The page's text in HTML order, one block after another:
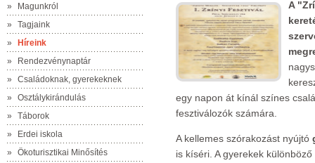
»
Magunkról
»
Tagjaink
»
Híreink
»
Rendezvénynaptár
»
Családoknak, gyerekeknek
»
Osztálykirándulás
»
Táborok
»
Erdei iskola
»
Ökoturisztikai Minősítés
A
egy napon át kínál színes
fesztiválozók számára.
A kellemes szórakozást nyújtó
is kíséri. A gyerekek